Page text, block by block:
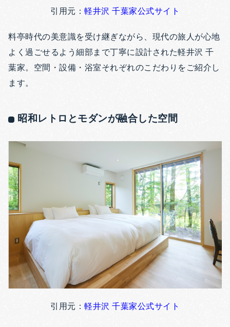
引用元： 軽井沢 千葉家公式サイト
料亭時代の美意識を受け継ぎながら、現代の旅人が心地
よく過ごせるよう細部まで丁寧に設計された軽井沢 千
葉家。空間・設備・浴室それぞれのこだわりをご紹介し
ます。
昭和レトロとモダンが融合した空間
引用元： 軽井沢 千葉家公式サイト